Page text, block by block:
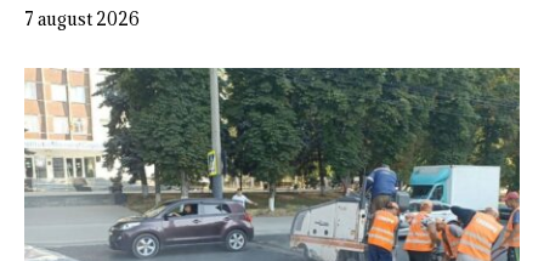
7 august 2026